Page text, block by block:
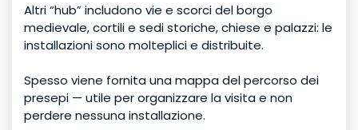
Altri “hub” includono vie e scorci del borgo
medievale, cortili e sedi storiche, chiese e palazzi: le
installazioni sono molteplici e distribuite.
Spesso viene fornita una mappa del percorso dei
presepi — utile per organizzare la visita e non
perdere nessuna installazione.